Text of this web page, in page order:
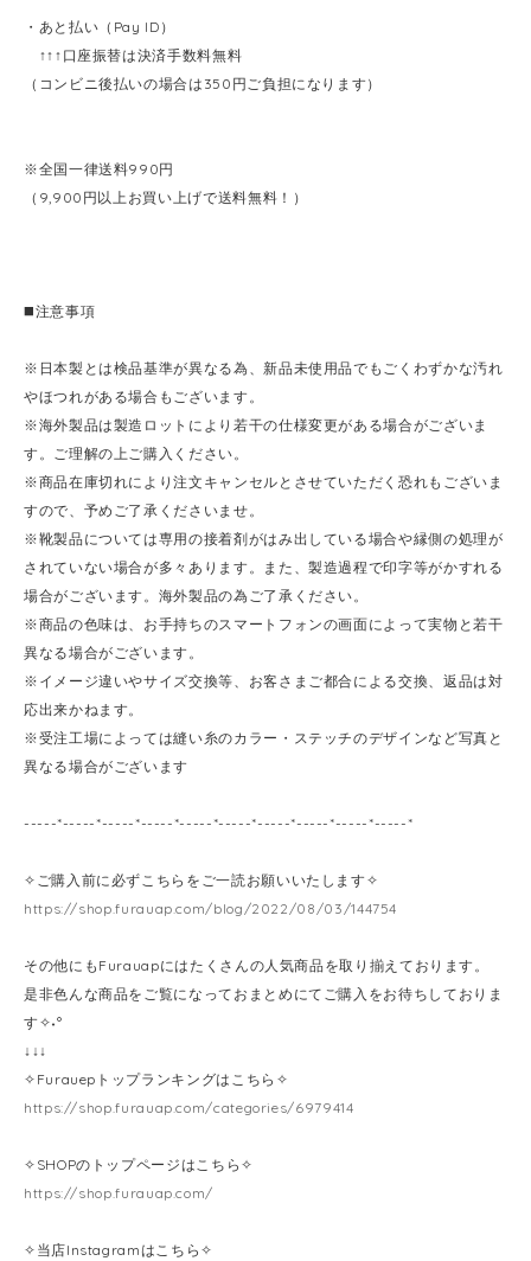
・あと払い（Pay ID）
↑↑↑口座振替は決済手数料無料
（コンビニ後払いの場合は350円ご負担になります）
※全国一律送料990円
（9,900円以上お買い上げで送料無料！）
◼️注意事項
※日本製とは検品基準が異なる為、新品未使用品でもごくわずかな汚れ
やほつれがある場合もございます。
※海外製品は製造ロットにより若干の仕様変更がある場合がございま
す。ご理解の上ご購入ください。
※商品在庫切れにより注文キャンセルとさせていただく恐れもございま
すので、予めご了承くださいませ。
※靴製品については専用の接着剤がはみ出している場合や縁側の処理が
されていない場合が多々あります。また、製造過程で印字等がかすれる
場合がございます。海外製品の為ご了承ください。
※商品の色味は、お手持ちのスマートフォンの画面によって実物と若干
異なる場合がございます。
※イメージ違いやサイズ交換等、お客さまご都合による交換、返品は対
応出来かねます。
※受注工場によっては縫い糸のカラー・ステッチのデザインなど写真と
異なる場合がございます
-----*-----*-----*-----*-----*-----*-----*-----*-----*-----*
✧ご購入前に必ずこちらをご一読お願いいたします✧
https://shop.furauap.com/blog/2022/08/03/144754
その他にもFurauapにはたくさんの人気商品を取り揃えております。
是非色んな商品をご覧になっておまとめにてご購入をお待ちしておりま
す✧˖°
↓↓↓
✧Furauepトップランキングはこちら✧
https://shop.furauap.com/categories/6979414
✧SHOPのトップページはこちら✧
https://shop.furauap.com/
✧当店Instagramはこちら✧